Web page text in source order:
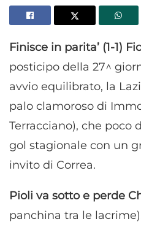
Finisce in parita’ (1-1)
posticipo della 27^
avvio equilibrato, la
palo clamoroso di
Terracciano), che poco
gol stagionale con un
invito di Correa.
Pioli va sotto e perde
panchina tra le